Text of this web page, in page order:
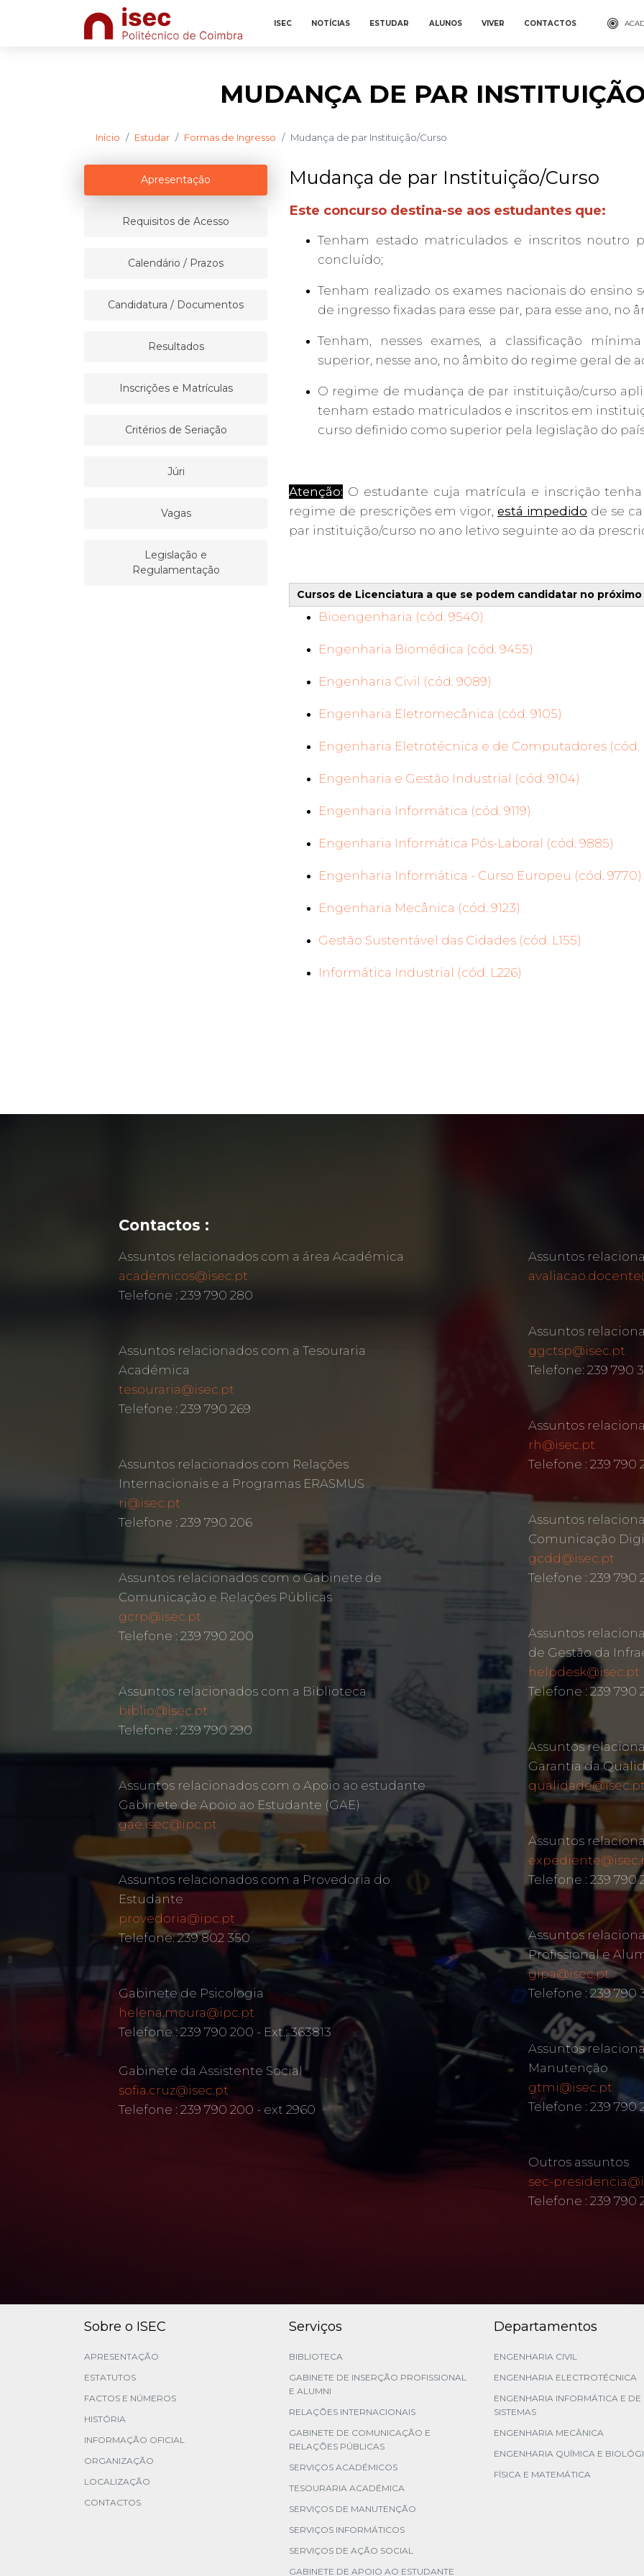
ISEC NOTÍCIAS ESTUDAR ALUNOS VIVER CONTACTOS
MUDANÇA DE PAR
Início Estudar Formas de Ingresso Mudança de par Instituição/Curso
Apresentação
Requisitos de Acesso
Calendário / Prazos
Candidatura / Documentos
Resultados
Inscrições e Matrículas
Critérios de Seriação
Júri
Vagas
Legislação e
Regulamentação
Mudança de par Instituição/Curso
Este concurso destina-se aos estudantes que:
Tenham estado matriculados e inscritos noutro
concluído;
Tenham realizado os exames nacionais do ensino
de ingresso fixadas para esse par, para esse ano,
Tenham, nesses exames, a classificação
superior, nesse ano, no âmbito do regime geral de
O regime de mudança de par instituição/curso
tenham estado matriculados e inscritos em
curso definido como superior pela legislação do
Atenção: O estudante cuja matrícula e inscrição
regime de prescrições em vigor, está impedido de se
par instituição/curso no ano letivo seguinte ao da
Cursos de Licenciatura a que se podem candidatar no
Bioengenharia (cód. 9540)
Engenharia Biomédica (cód. 9455)
Engenharia Civil (cód. 9089)
Engenharia Eletromecânica (cód. 9105)
Engenharia Eletrotécnica e de Computadores (cód.
Engenharia e Gestão Industrial (cód. 9104)
Engenharia Informática (cód. 9119)
Engenharia Informática Pós-Laboral (cód. 9885)
Engenharia Informática - Curso Europeu (cód. 9770)
Engenharia Mecânica (cód. 9123)
Gestão Sustentável das Cidades (cód. L155)
Informática Industrial (cód. L226)
Contactos :
Assuntos relacionados com a área Académica
academicos@isec.pt
Telefone : 239 790 280
Assuntos relacionados com a Tesouraria
Académica
tesouraria@isec.pt
Telefone : 239 790 269
Assuntos relacionados com Relações
Internacionais e a Programas ERASMUS
ri@isec.pt
Telefone : 239 790 206
Assuntos relacionados com o Gabinete de
Comunicação e Relações Públicas
gcrp@isec.pt
Telefone : 239 790 200
Assuntos relacionados com a Biblioteca
biblio@isec.pt
Telefone : 239 790 290
Assuntos relacionados com o Apoio ao estudante
Gabinete de Apoio ao Estudante (GAE)
gae.isec@ipc.pt
Assuntos relacionados com a Provedoria do
Estudante
provedoria@ipc.pt
Telefone: 239 802 350
Gabinete de Psicologia
helena.moura@ipc.pt
Telefone : 239 790 200 - Ext.: 363813
Gabinete da Assistente Social
sofia.cruz@isec.pt
Telefone : 239 790 200 - ext 2960
Assuntos
Assuntos
ggctsp@isec.pt
Telefone: 239 790
Assuntos
rh@isec.pt
Telefone : 239 790
Assuntos
Comunicação
gcdd@isec.pt
Telefone : 239 790
Assuntos
de Gestão da
helpdesk@isec.pt
Telefone : 239 790
Assuntos
Garantia da
qualidade@isec.pt
Assuntos
Telefone : 239 790
Assuntos
Profissional e
gipa@isec.pt
Telefone : 239 790
Assuntos
Manutenção
gtmi@isec.pt
Telefone : 239 790
Outros assuntos
sec-
Telefone : 239 790
Sobre o ISEC
APRESENTAÇÃO
ESTATUTOS
FACTOS E NÚMEROS
HISTÓRIA
INFORMAÇÃO OFICIAL
ORGANIZAÇÃO
LOCALIZAÇÃO
CONTACTOS
Serviços
BIBLIOTECA
GABINETE DE INSERÇÃO PROFISSIONAL
E ALUMNI
RELAÇÕES INTERNACIONAIS
GABINETE DE COMUNICAÇÃO E
RELAÇÕES PÚBLICAS
SERVIÇOS ACADÉMICOS
TESOURARIA ACADÉMICA
SERVIÇOS DE MANUTENÇÃO
SERVIÇOS INFORMÁTICOS
SERVIÇOS DE AÇÃO SOCIAL
GABINETE DE APOIO AO ESTUDANTE
Departamentos
ENGENHARIA CIVIL
ENGENHARIA ELECTROTÉCNICA
ENGENHARIA INFORMÁTICA E DE
SISTEMAS
ENGENHARIA MECÂNICA
ENGENHARIA QUÍMICA E
FÍSICA E MATEMÁTICA